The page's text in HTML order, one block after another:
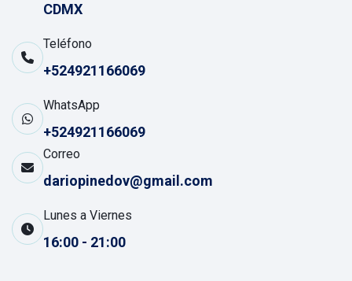
CDMX
Teléfono
+524921166069
WhatsApp
+524921166069
Correo
dariopinedov@gmail.com
Lunes a Viernes
16:00 - 21:00